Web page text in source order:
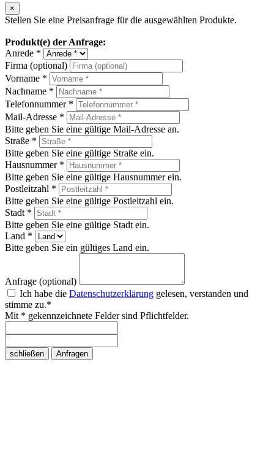
×
Stellen Sie eine Preisanfrage für die ausgewählten Produkte.
Produkt(e) der Anfrage:
Anrede *
Firma (optional)
Vorname *
Nachname *
Telefonnummer *
Mail-Adresse *
Bitte geben Sie eine gültige Mail-Adresse an.
Straße *
Bitte geben Sie eine gültige Straße ein.
Hausnummer *
Bitte geben Sie eine gültige Hausnummer ein.
Postleitzahl *
Bitte geben Sie eine gültige Postleitzahl ein.
Stadt *
Bitte geben Sie eine gültige Stadt ein.
Land *
Bitte geben Sie ein gültiges Land ein.
Anfrage (optional)
Ich habe die Datenschutzerklärung gelesen, verstanden und
stimme zu.*
Mit * gekennzeichnete Felder sind Pflichtfelder.
schließen Anfragen